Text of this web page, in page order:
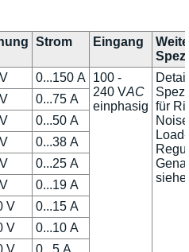
Strom Eingang
0...150 A 100 -
240 VAC
einphasig für
siehe
0...75 A
0...50 A
0...38 A
0...25 A
0...19 A
V
0...15 A
V
0...10 A
V 0...5 A